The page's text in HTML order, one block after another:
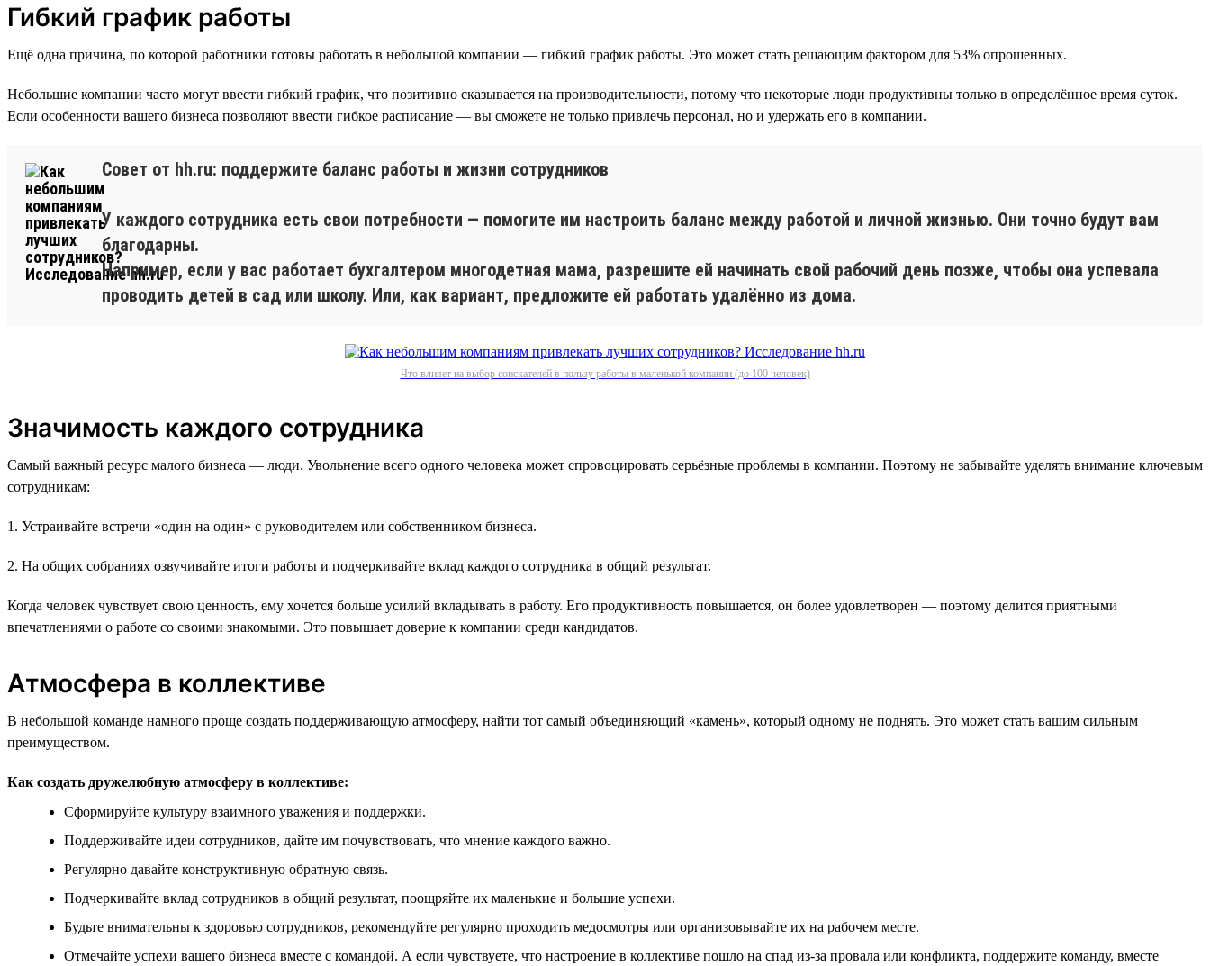
Гибкий график работы
Ещё одна причина, по которой работники готовы работать в небольшой компании — гибкий график работы. Это может стать решающим фактором для 53% опрошенных.
Небольшие компании часто могут ввести гибкий график, что позитивно сказывается на производительности, потому что некоторые люди продуктивны только в определённое время суток.
Если особенности вашего бизнеса позволяют ввести гибкое расписание — вы сможете не только привлечь персонал, но и удержать его в компании.
Совет от hh.ru: поддержите баланс работы и жизни сотрудников
У каждого сотрудника есть свои потребности — помогите им настроить баланс между работой и личной жизнью. Они точно будут вам
благодарны.
Например, если у вас работает бухгалтером многодетная мама, разрешите ей начинать свой рабочий день позже, чтобы она успевала
проводить детей в сад или школу. Или, как вариант, предложите ей работать удалённо из дома.
Что влияет на выбор соискателей в пользу работы в маленькой компании (до 100 человек)
Значимость каждого сотрудника
Самый важный ресурс малого бизнеса — люди. Увольнение всего одного человека может спровоцировать серьёзные проблемы в компании. Поэтому не забывайте уделять внимание ключевым
сотрудникам:
1. Устраивайте встречи «один на один» с руководителем или собственником бизнеса.
2. На общих собраниях озвучивайте итоги работы и подчеркивайте вклад каждого сотрудника в общий результат.
Когда человек чувствует свою ценность, ему хочется больше усилий вкладывать в работу. Его продуктивность повышается, он более удовлетворен — поэтому делится приятными
впечатлениями о работе со своими знакомыми. Это повышает доверие к компании среди кандидатов.
Атмосфера в коллективе
В небольшой команде намного проще создать поддерживающую атмосферу, найти тот самый объединяющий «камень», который одному не поднять. Это может стать вашим сильным
преимуществом.
Как создать дружелюбную атмосферу в коллективе:
Сформируйте культуру взаимного уважения и поддержки.
Поддерживайте идеи сотрудников, дайте им почувствовать, что мнение каждого важно.
Регулярно давайте конструктивную обратную связь.
Подчеркивайте вклад сотрудников в общий результат, поощряйте их маленькие и большие успехи.
Будьте внимательны к здоровью сотрудников, рекомендуйте регулярно проходить медосмотры или организовывайте их на рабочем месте.
Отмечайте успехи вашего бизнеса вместе с командой. А если чувствуете, что настроение в коллективе пошло на спад из-за провала или конфликта, поддержите команду, вместе